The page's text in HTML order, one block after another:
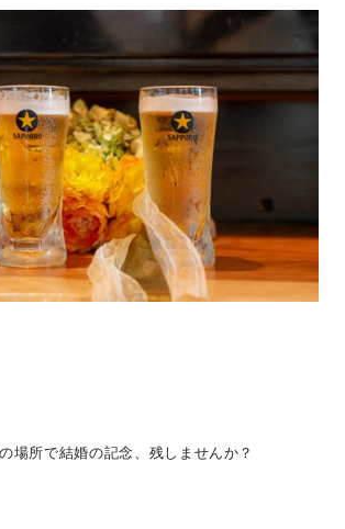
場所で結婚の記念、残しませんか？